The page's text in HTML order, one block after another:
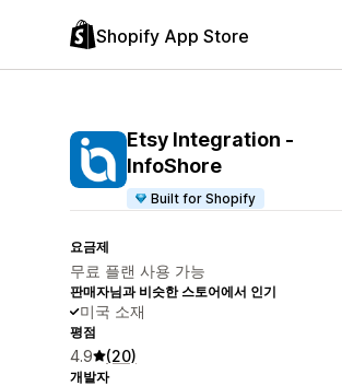
Shopify App Store
Etsy Integration ‑
InfoShore
Built for Shopify
요금제
무료 플랜 사용 가능
판매자님과 비슷한 스토어에서 인기
미국 소재
평점
4.9 (20)
개발자